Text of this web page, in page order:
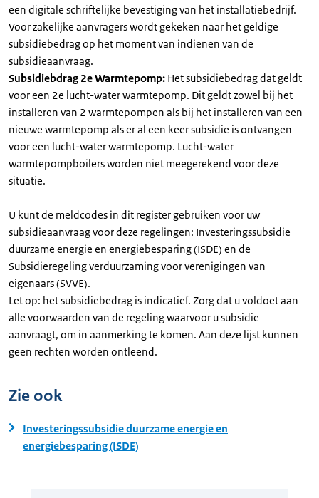
een digitale schriftelijke bevestiging van het installatiebedrijf.
Voor zakelijke aanvragers wordt gekeken naar het geldige
subsidiebedrag op het moment van indienen van de
subsidieaanvraag.
Subsidiebdrag 2e Warmtepomp: Het subsidiebedrag dat geldt
voor een 2e lucht-water warmtepomp. Dit geldt zowel bij het
installeren van 2 warmtepompen als bij het installeren van een
nieuwe warmtepomp als er al een keer subsidie is ontvangen
voor een lucht-water warmtepomp. Lucht-water
warmtepompboilers worden niet meegerekend voor deze
situatie.
U kunt de meldcodes in dit register gebruiken voor uw
subsidieaanvraag voor deze regelingen: Investeringssubsidie
duurzame energie en energiebesparing (ISDE) en de
Subsidieregeling verduurzaming voor verenigingen van
eigenaars (SVVE).
Let op: het subsidiebedrag is indicatief. Zorg dat u voldoet aan
alle voorwaarden van de regeling waarvoor u subsidie
aanvraagt, om in aanmerking te komen. Aan deze lijst kunnen
geen rechten worden ontleend.
Zie ook
Investeringssubsidie duurzame energie en
energiebesparing (ISDE)